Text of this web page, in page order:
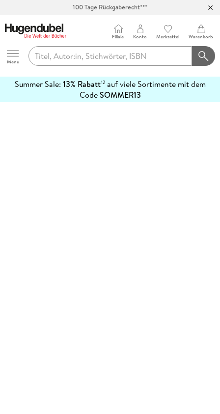
100 Tage Rückgaberecht***
Hugendubel
Menu
Filiale Konto Merkzettel Warenkorb
Summer Sale: 13% Rabatt12auf viele Sortimente mit dem
CodeSOMMER13
erfahren